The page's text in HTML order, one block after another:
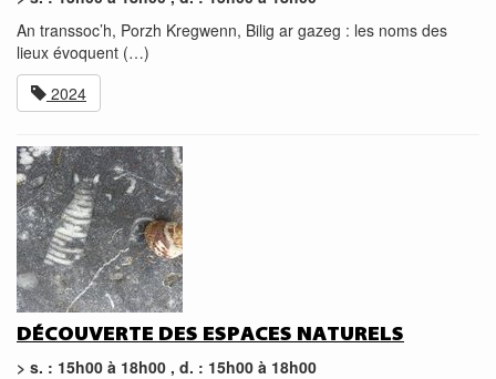
An transsoc’h, Porzh Kregwenn, Bilig ar gazeg : les noms des
lieux évoquent (…)
2024
DÉCOUVERTE DES ESPACES NATURELS
> s. : 15h00 à 18h00 , d. : 15h00 à 18h00